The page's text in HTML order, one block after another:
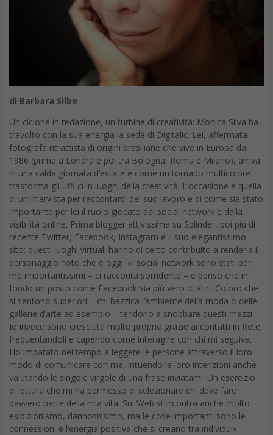
di Barbara Silbe
Un ciclone in redazione, un turbine di creatività: Monica Silva ha
travolto con la sua energia la sede di Digitalic. Lei, affermata
fotografa ritrattista di origini brasiliane che vive in Europa dal
1986 (prima a Londra e poi tra Bologna, Roma e Milano), arriva
in una calda giornata d’estate e come un tornado multicolore
trasforma gli uffi ci in luoghi della creatività. L’occasione è quella
di un’intervista per raccontarci del suo lavoro e di come sia stato
importante per lei il ruolo giocato dai social network e dalla
visibilità online. Prima blogger attivissima su Splinder, poi più di
recente Twitter, Facebook, Instagram e il suo elegantissimo
sito: questi luoghi virtuali hanno di certo contribuito a renderla il
personaggio noto che è oggi. «I social network sono stati per
me importantissimi – ci racconta sorridente – e penso che in
fondo un posto come Facebook sia più vero di altri. Coloro che
si sentono superiori – chi bazzica l’ambiente della moda o delle
gallerie d’arte ad esempio – tendono a snobbare questi mezzi.
Io invece sono cresciuta molto proprio grazie ai contatti in Rete,
frequentandoli e capendo come interagire con chi mi seguiva.
Ho imparato nel tempo a leggere le persone attraverso il loro
modo di comunicare con me, intuendo le loro intenzioni anche
valutando le singole virgole di una frase inviatami. Un esercizio
di lettura che mi ha permesso di selezionare chi deve fare
davvero parte della mia vita. Sul Web si incontra anche molto
esibizionismo, dannosissimo, ma le cose importanti sono le
connessioni e l’energia positiva che si creano tra individui».